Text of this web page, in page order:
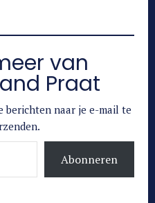
van
Praat
berichten naar je e-mail te
Abonneren